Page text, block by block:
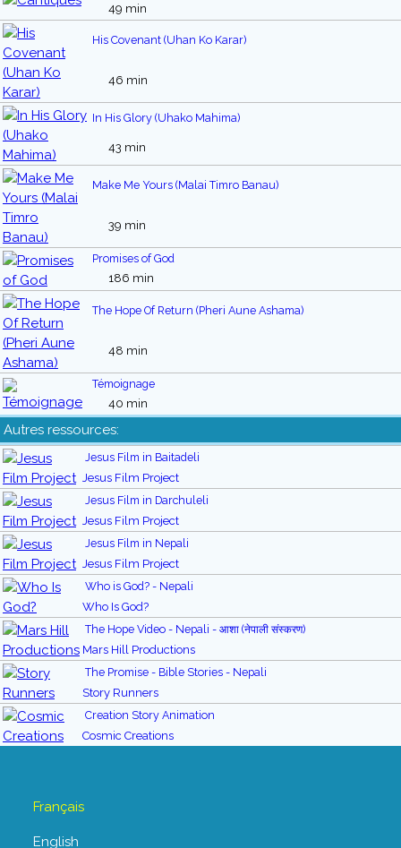
49 min
His Covenant (Uhan Ko Karar)
46 min
In His Glory (Uhako Mahima)
43 min
Make Me Yours (Malai Timro Banau)
39 min
Promises of God
186 min
The Hope Of Return (Pheri Aune Ashama)
48 min
Témoignage
40 min
Autres ressources:
Jesus Film in Baitadeli
Jesus Film Project
Jesus Film in Darchuleli
Jesus Film Project
Jesus Film in Nepali
Jesus Film Project
Who is God? - Nepali
Who Is God?
The Hope Video - Nepali - आशा (नेपाली संस्करण)
Mars Hill Productions
The Promise - Bible Stories - Nepali
Story Runners
Creation Story Animation
Cosmic Creations
Français
English